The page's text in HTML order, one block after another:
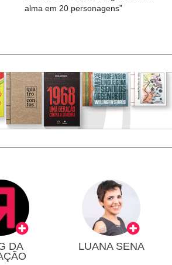
alma em 20 personagens”
DA
LUANA SENA